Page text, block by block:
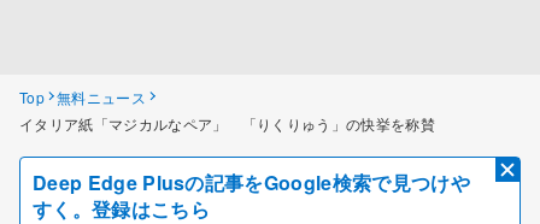
Top 無料ニュース
イタリア紙「マジカルなペア」 「りくりゅう」の快挙を称賛
Deep Edge Plusの記事をGoogle検索で見つけや
すく。登録はこちら